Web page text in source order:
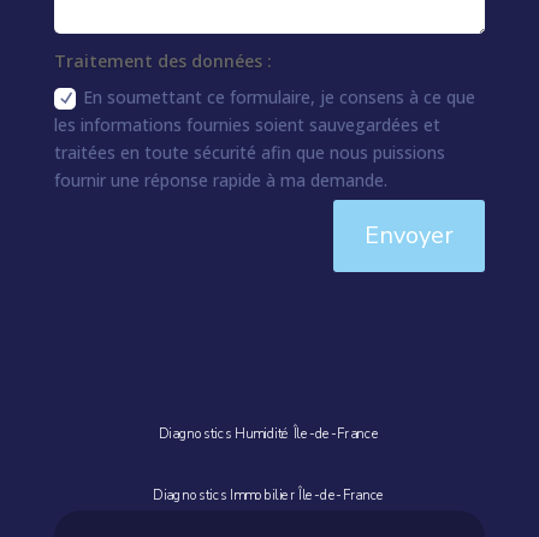
Traitement des données :
En soumettant ce formulaire, je consens à ce que
les informations fournies soient sauvegardées et
traitées en toute sécurité afin que nous puissions
fournir une réponse rapide à ma demande.
Envoyer
Diagnostics Humidité Île-de-France
Diagnostics Immobilier Île-de-France